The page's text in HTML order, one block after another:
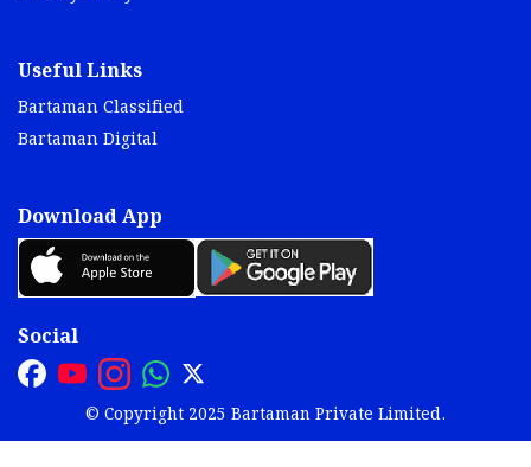
Useful Links
Bartaman Classified
Bartaman Digital
Download App
Social
© Copyright 2025 Bartaman Private Limited.